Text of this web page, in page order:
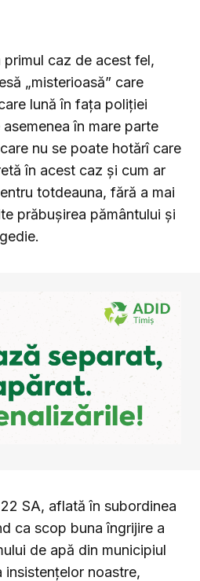
primul caz de acest fel,
„misterioasă” care
lună în fața poliției
în mare parte
nu se poate hotărî care
în acest caz și cum ar
totdeauna, fără a mai
prăbușirea pământului și
SA, aflată în subordinea
ca scop buna îngrijire a
de apă din municipiul
insistențelor noastre,